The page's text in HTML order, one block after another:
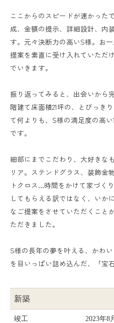
ここからのスピードが速かった
成、金額の提示、詳細設計、内
す。元々決断力の高いS様。お
提案を素直に受け入れていただ
でいきます。
振り返ってみると、出会いから
階建て床面積21坪の、とびっき
て何よりも、S様の満足度の高
です。
細部にまでこだわり、大好きな
リア。ステンドグラス、装飾金
トクロス…時間をかけて家づく
してもらえる訳ではなく、いか
なご提案をさせていただくこと
ただきました。
S様の長年の夢を叶える、かわ
を目いっぱい詰め込んだ、「宝
新築
竣工 2023年8